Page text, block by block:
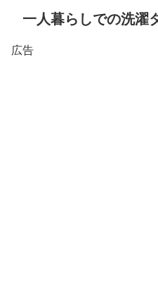
一人暮らしでの洗濯
広告